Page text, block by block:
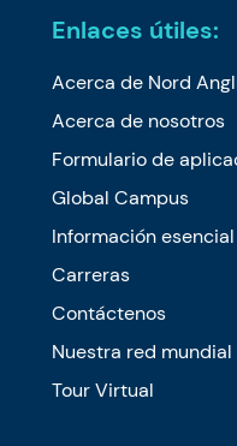
Enlaces útiles:
Acerca de Nord
Acerca de nosotros
Formulario de
Global Campus
Información
Carreras
Contáctenos
Nuestra red mundial
Tour Virtual